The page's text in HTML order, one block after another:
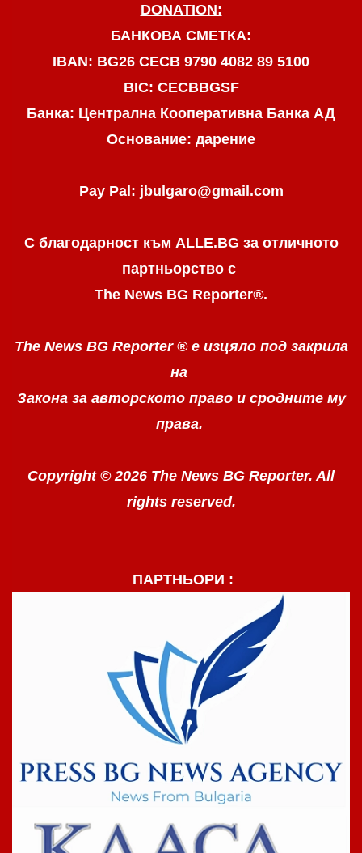
DONATION:
БАНКОВА СМЕТКА:
IBAN: BG26 CECB 9790 4082 89 5100
BIC: CECBBGSF
Банка: Централна Кооперативна Банка АД
Основание: дарение
Pay Pal: jbulgaro@gmail.com
С благодарност към ALLE.BG за отличното
партньорство с
The News BG Reporter®.
The News BG Reporter ® е изцяло под закрила
на
Закона за авторското право и сродните му
права.
Copyright © 2026 The News BG Reporter. All
rights reserved.
ПАРТНЬОРИ :